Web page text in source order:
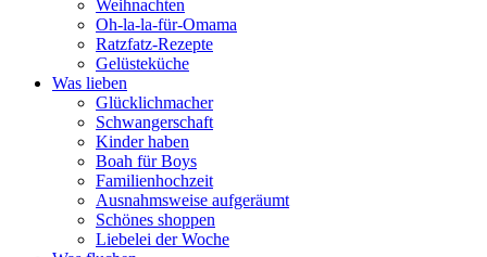
Weihnachten
Oh-la-la-für-Omama
Ratzfatz-Rezepte
Gelüsteküche
Was lieben
Glücklichmacher
Schwangerschaft
Kinder haben
Boah für Boys
Familienhochzeit
Ausnahmsweise aufgeräumt
Schönes shoppen
Liebelei der Woche